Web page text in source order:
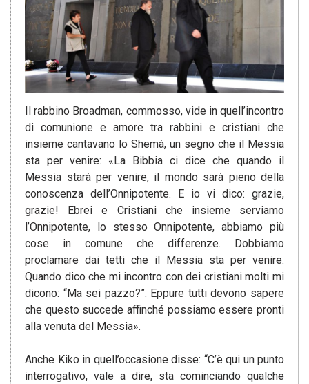
Il rabbino Broadman, commosso, vide in quell’incontro
di comunione e amore tra rabbini e cristiani che
insieme cantavano lo Shemà, un segno che il Messia
sta per venire: «La Bibbia ci dice che quando il
Messia starà per venire, il mondo sarà pieno della
conoscenza dell’Onnipotente. E io vi dico: grazie,
grazie! Ebrei e Cristiani che insieme serviamo
l’Onnipotente, lo stesso Onnipotente, abbiamo più
cose in comune che differenze. Dobbiamo
proclamare dai tetti che il Messia sta per venire.
Quando dico che mi incontro con dei cristiani molti mi
dicono: “Ma sei pazzo?”. Eppure tutti devono sapere
che questo succede affinché possiamo essere pronti
alla venuta del Messia».
Anche Kiko in quell’occasione disse: “C’è qui un punto
interrogativo, vale a dire, sta cominciando qualche